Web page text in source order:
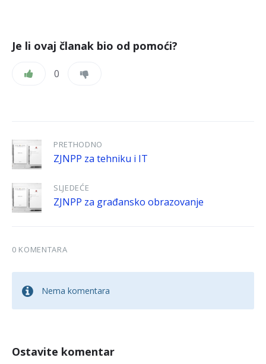
Je li ovaj članak bio od pomoći?
0
PRETHODNO
ZJNPP za tehniku i IT
SLJEDEĆE
ZJNPP za građansko obrazovanje
0 KOMENTARA
Nema komentara
Ostavite komentar